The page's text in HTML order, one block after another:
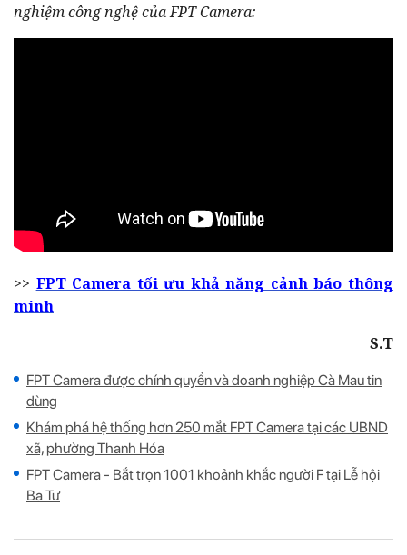
nghiệm công nghệ của FPT Camera:
>> FPT Camera tối ưu khả năng cảnh báo thông
minh
S.T
FPT Camera được chính quyền và doanh nghiệp Cà Mau tin
dùng
Khám phá hệ thống hơn 250 mắt FPT Camera tại các UBND
xã, phường Thanh Hóa
FPT Camera - Bắt trọn 1001 khoảnh khắc người F tại Lễ hội
Ba Tư